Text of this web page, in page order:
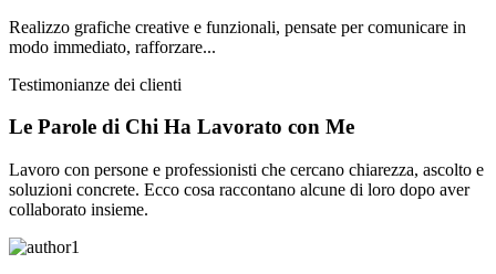
Realizzo grafiche creative e funzionali, pensate per comunicare in
modo immediato, rafforzare...
Testimonianze dei clienti
Le Parole di Chi Ha Lavorato con Me
Lavoro con persone e professionisti che cercano chiarezza, ascolto e
soluzioni concrete. Ecco cosa raccontano alcune di loro dopo aver
collaborato insieme.